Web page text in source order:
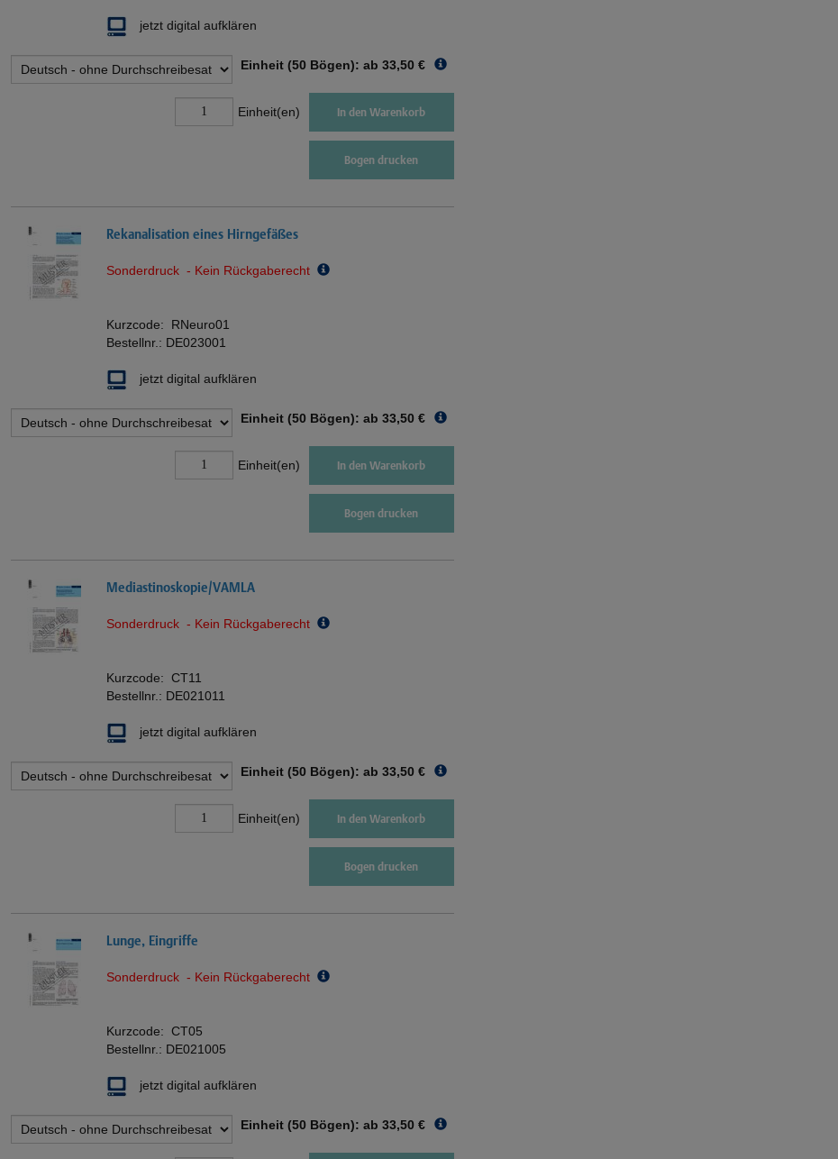
jetzt digital aufklären
Einheit (50 Bögen): ab 33,50 €
Einheit(en) In den Warenkorb
Bogen drucken
Rekanalisation eines Hirngefäßes
Sonderdruck - Kein Rückgaberecht
Kurzcode: RNeuro01
Bestellnr.: DE023001
jetzt digital aufklären
Einheit (50 Bögen): ab 33,50 €
Einheit(en) In den Warenkorb
Bogen drucken
Mediastinoskopie/VAMLA
Sonderdruck - Kein Rückgaberecht
Kurzcode: CT11
Bestellnr.: DE021011
jetzt digital aufklären
Einheit (50 Bögen): ab 33,50 €
Einheit(en) In den Warenkorb
Bogen drucken
Lunge, Eingriffe
Sonderdruck - Kein Rückgaberecht
Kurzcode: CT05
Bestellnr.: DE021005
jetzt digital aufklären
Einheit (50 Bögen): ab 33,50 €